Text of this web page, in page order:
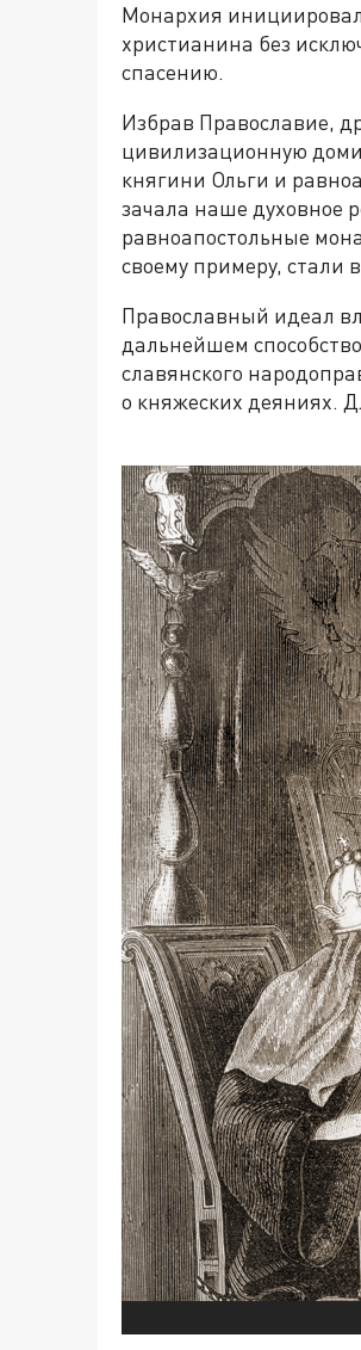
Монархия
христианина без
спасению.
Избрав Православие,
цивилизационную
княгини Ольги и
зачала наше духовное
равноапостольные
своему примеру, стали
Православный идеал
дальнейшем
славянского
о княжеских деяниях.